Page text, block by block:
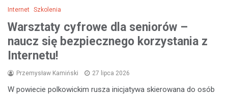
Internet Szkolenia
Warsztaty cyfrowe dla seniorów –
naucz się bezpiecznego korzystania z
Internetu!
Przemysław Kamiński 27 lipca 2026
W powiecie polkowickim rusza inicjatywa skierowana do osób